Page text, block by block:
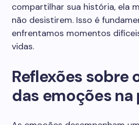
compartilhar sua história, ela
não desistirem. Isso é
enfrentamos momentos
vidas.
Reflexões sobre
das emoções